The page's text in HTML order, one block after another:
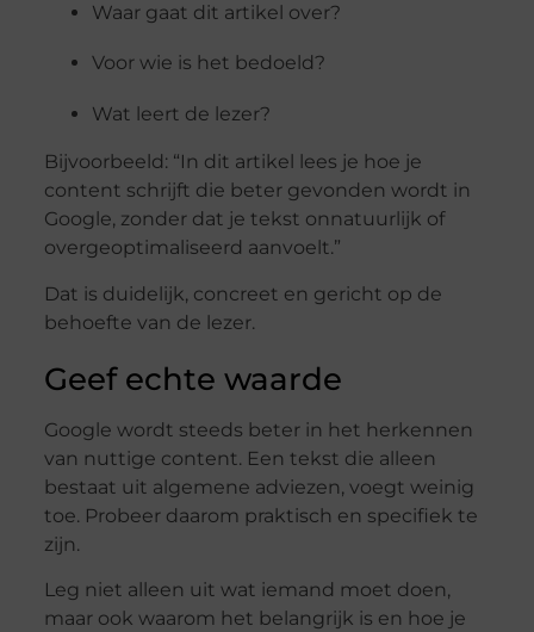
Waar gaat dit artikel over?
Voor wie is het bedoeld?
Wat leert de lezer?
Bijvoorbeeld: “In dit artikel lees je hoe je
content schrijft die beter gevonden wordt in
Google, zonder dat je tekst onnatuurlijk of
overgeoptimaliseerd aanvoelt.”
Dat is duidelijk, concreet en gericht op de
behoefte van de lezer.
Geef echte waarde
Google wordt steeds beter in het herkennen
van nuttige content. Een tekst die alleen
bestaat uit algemene adviezen, voegt weinig
toe. Probeer daarom praktisch en specifiek te
zijn.
Leg niet alleen uit wat iemand moet doen,
maar ook waarom het belangrijk is en hoe je